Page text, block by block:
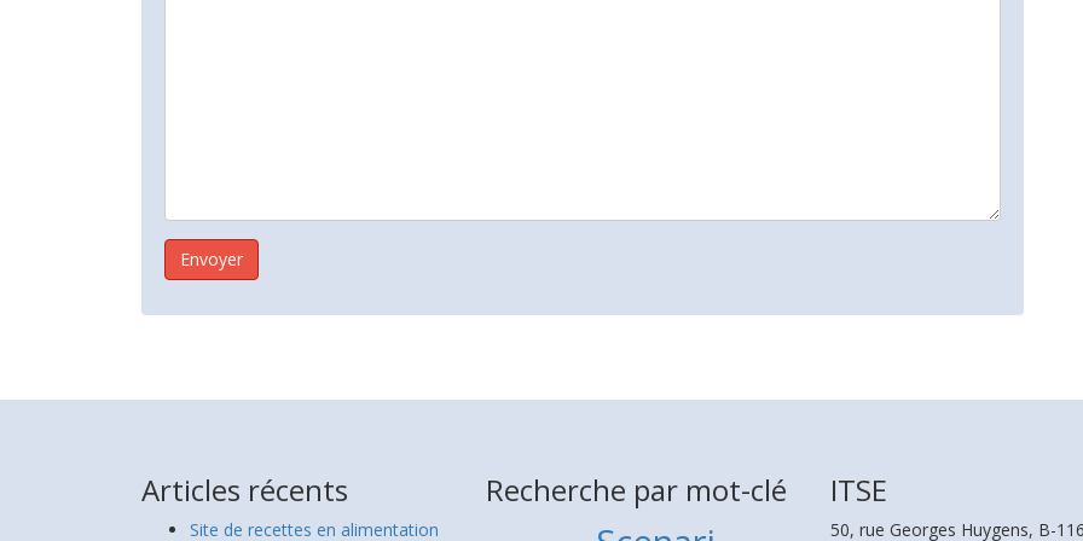
Articles récents
Site de recettes en alimentation
Recherche par mot-clé ITSE
50, rue Georges Huygens, B-